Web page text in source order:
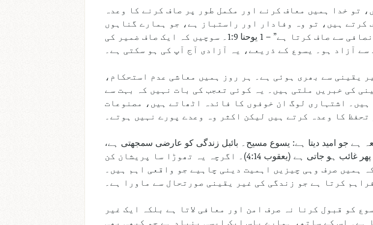
تو خدا ہمیں معاف کرنے اور مکمل طور پر صاف کرنے کا وعدہ
کرتے ہیں، تو وہ وفادار اور راستباز ہے، جو ہمارے گناہوں
کو معاف کرتا ہے اور ہمیں تمام بے انصافی سے صاف کرتا ہے” – 1 یوحنا 1:9۔ سوچیں کہ ایک صاف ضمیر کی
آزاد ہو۔ یسوع کے ذریعے، یہ آزادی آج آپ کی ہو سکتی ہے۔
یقینی سے بھری ہوئی ہے۔ ہر روز ہمیں معاشی عدم استحکام،
کی خبریں ملتی ہیں۔ یہ کوئی تعجب کی بات نہیں کہ بہت سے
اشتہاری لوگ ان خوفوں کا فائدہ اٹھاتے ہیں، مصنوعات
کا وعدہ کرتے ہیں لیکن اکثر وہ وعدے پورے نہیں ہوتے۔
ہے جو امید دیتا ہے: یسوع مسیح۔ بائبل زندگی کو عارضی سمجھتی ہے،
جیسے بھاپ جو ایک لمحے کے لیے ظاہر ہوتی ہے پھر غائب ہو جاتی ہے (یعقوب 4:14)۔ اگرچہ یہ تھوڑا سا پریشان کن
ہمیں صرف وہی چیزیں اہمیت دینی چاہیے جو واقعی اہم ہیں۔
کرتا ہے جو زندگی کی غیر یقینی صورتحال سے ماورا ہے۔
کو قبول کرنا نہ صرف امن اور معافی لاتا ہے بلکہ ایک غیر
ہے۔ اس کے ساتھ، ہمارے پاس ایک ایسی بنیاد ہے جو کبھی بھی